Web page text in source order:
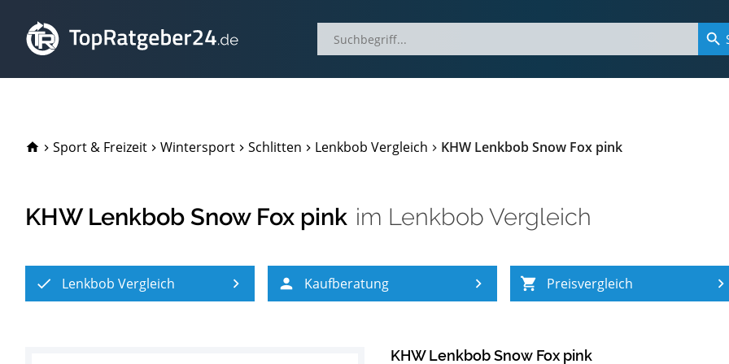
TopRatgeber24.de
Sport & Freizeit Wintersport Schlitten Lenkbob Vergleich KHW Lenkbob Snow Fox pink
KHW Lenkbob Snow Fox pink im Lenkbob Vergleich
Lenkbob Vergleich Kaufberatung Preisvergleich
KHW Lenkbob Snow Fox pink